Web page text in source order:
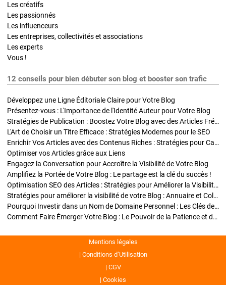
Les créatifs
Les passionnés
Les influenceurs
Les entreprises, collectivités et associations
Les experts
Vous !
12 conseils pour bien débuter son blog et booster son trafic
Développez une Ligne Éditoriale Claire pour Votre Blog
Présentez-vous : L'Importance de l'Identité Auteur pour Votre Blog
Stratégies de Publication : Boostez Votre Blog avec des Articles Fréquents et Exclusifs
L'Art de Choisir un Titre Efficace : Stratégies Modernes pour le SEO
Enrichir Vos Articles avec des Contenus Riches : Stratégies pour Captiver et Optimiser
Optimiser vos Articles grâce aux Liens
Engagez la Conversation pour Accroître la Visibilité de Votre Blog
Amplifiez la Portée de Votre Blog : Le partage est la clé du succès !
Optimisation SEO des Articles : Stratégies pour Améliorer la Visibilité de Votre Blog
Stratégies pour améliorer la visibilité de votre Blog : Annuaire et Collaborations
Pourquoi Investir dans un Nom de Domaine Personnel : Les Clés de la Réussite de Votre Blog
Comment Faire Émerger Votre Blog : Le Pouvoir de la Patience et de la Persévérance
Mentions légales
Conditions d’Utilisation
CGV
Cookies